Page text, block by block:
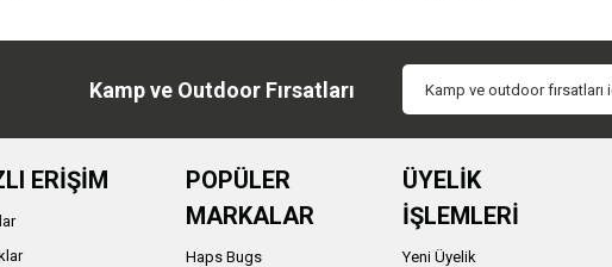
Kamp ve Outdoor Fırsatları
ERİŞİM
POPÜLER
MARKALAR
Haps Bugs
ÜYELİK
İŞLEMLERİ
Yeni Üyelik